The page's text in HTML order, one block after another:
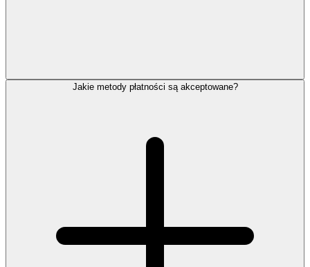
Jakie metody płatności są akceptowane?